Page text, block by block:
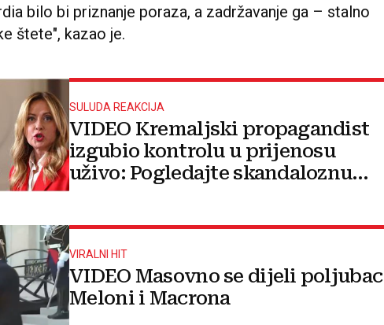
bilo bi priznanje poraza, a zadržavanje ga – stalno
štete", kazao je.
SULUDA REAKCIJA
VIDEO Kremaljski propagandist
izgubio kontrolu u prijenosu
uživo: Pogledajte skandaloznu
VIRALNI HIT
VIDEO Masovno se dijeli poljubac
Meloni i Macrona